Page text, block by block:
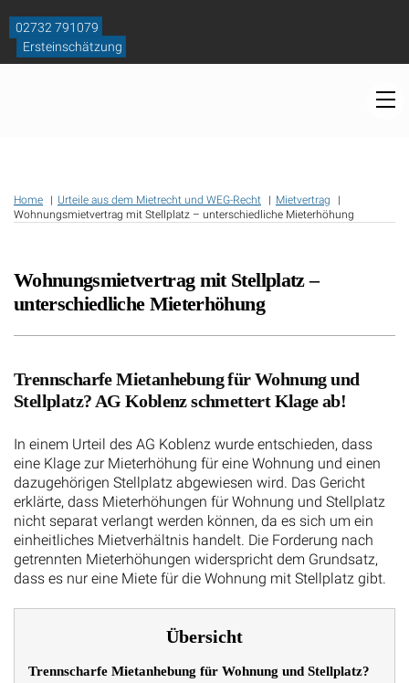
content
02732 791079
Ersteinschätzung
Home Urteile aus dem Mietrecht und WEG-Recht
Mietvertrag
Wohnungsmietvertrag mit Stellplatz – unterschiedliche Mieterhöhung
Wohnungsmietvertrag mit Stellplatz –
unterschiedliche Mieterhöhung
Trennscharfe Mietanhebung für Wohnung und
Stellplatz? AG Koblenz schmettert Klage ab!
In einem Urteil des AG Koblenz wurde entschieden, dass
eine Klage zur Mieterhöhung für eine Wohnung und einen
dazugehörigen Stellplatz abgewiesen wird. Das Gericht
erklärte, dass Mieterhöhungen für Wohnung und Stellplatz
nicht separat verlangt werden können, da es sich um ein
einheitliches Mietverhältnis handelt. Die Forderung nach
getrennten Mieterhöhungen widerspricht dem Grundsatz,
dass es nur eine Miete für die Wohnung mit Stellplatz gibt.
Übersicht
Trennscharfe Mietanhebung für Wohnung und Stellplatz?